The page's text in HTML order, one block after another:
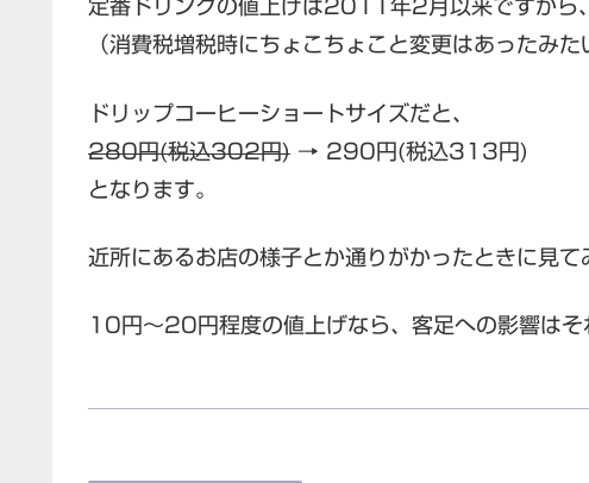
定番ドリンクの値上げは2011年2月以来ですから
（消費税増税時にちょこちょこと変更はあったみた
ドリップコーヒーショートサイズだと、
280円(税込302円) → 290円(税込313円)
となります。
近所にあるお店の様子とか通りがかったときに見
10円～20円程度の値上げなら、客足への影響はそ